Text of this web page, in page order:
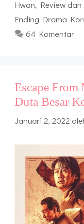
Hwan, Review
Ending Drama
64 Komentar
Escape From
Duta Besar
Januari 2, 2022